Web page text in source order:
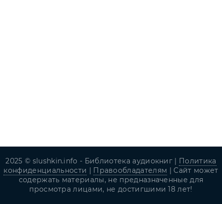
2025 © slushkin.info - Библиотека аудиокниг | Политика
конфиденциальности | Правообладателям | Сайт может
содержать материалы, не предназначенные для
просмотра лицами, не достигшими 18 лет!